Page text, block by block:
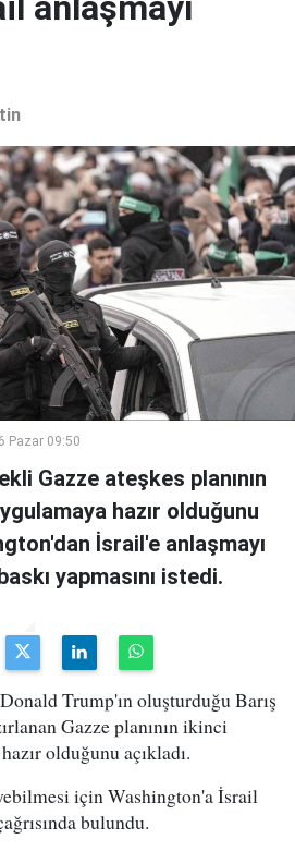
Pazar 09:50
Gazze ateşkes planının
hazır olduğunu
İsrail'e anlaşmayı
yapmasını istedi.
Trump'ın oluşturduğu Barış
Gazze planının ikinci
olduğunu açıkladı.
için Washington'a İsrail
bulundu.